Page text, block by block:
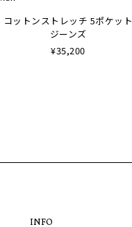
コットンストレッチ 5ポケット
ジーンズ
¥35,200
INFO